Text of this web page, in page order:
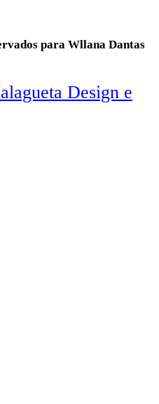
para Wllana Dantas
Design e